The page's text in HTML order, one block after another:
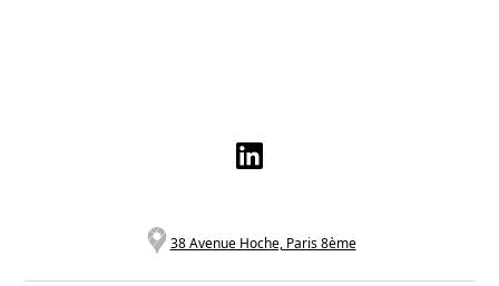
38 Avenue Hoche, Paris 8ème